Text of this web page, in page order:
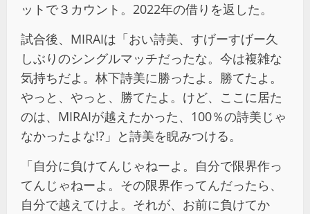
ットで３カウント。2022年の借りを返した。
試合後、MIRAIは「おい詩美、すげーすげー久
しぶりのシングルマッチだったな。今は複雑な
気持ちだよ。林下詩美に勝ったよ。勝てたよ。
やっと、やっと、勝てたよ。けど、ここに居た
のは、MIRAIが越えたかった、100％の詩美じゃ
なかったよな!?」と詩美を睨みつける。
「自分に負けてんじゃねーよ。自分で限界作っ
てんじゃねーよ。その限界作ってんだったら、
自分で越えてけよ。それが、お前に負けてか